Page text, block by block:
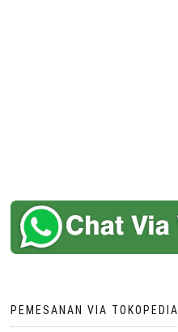
PEMESANAN VIA TOKOPEDIA